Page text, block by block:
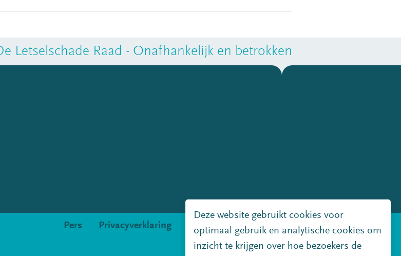
Deze website gebruikt cookies voor
optimaal gebruik en analytische cookies om
inzicht te krijgen over hoe bezoekers de
Letselschade Raad - Onafhankelijk en betrokken
Pers Privacyverklaring Disclaimer Copyright